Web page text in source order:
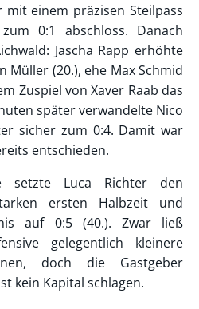
mit einem präzisen Steilpass
0:1 abschloss. Danach
Jascha Rapp erhöhte
Müller (20.), ehe Max Schmid
Zuspiel von Xaver Raab das
später verwandelte Nico
sicher zum 0:4. Damit war
entschieden.
setzte Luca Richter den
ersten Halbzeit und
auf 0:5 (40.). Zwar ließ
gelegentlich kleinere
doch die Gastgeber
kein Kapital schlagen.